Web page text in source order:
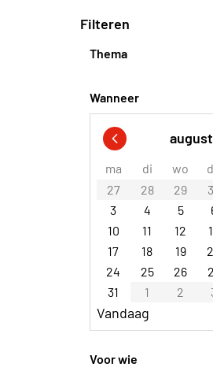
Filteren
Thema
Wanneer
ma di wo
27
28 29
3
4 5
10
11 12
17
18 19
24
25 26
31
1 2
Vandaag
Voor wie